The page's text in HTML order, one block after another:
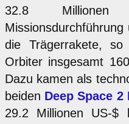
32.8
die Trägerrakete,
Orbiter insgesamt
Dazu kamen als
beiden Deep Space 2
29.2 Millionen US-$